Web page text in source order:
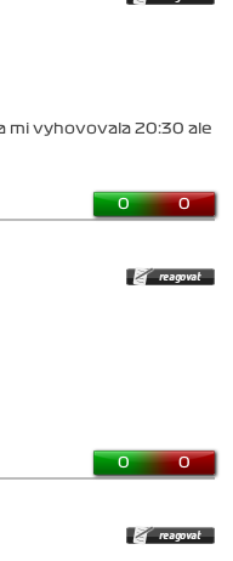
mi vyhovovala 20:30 ale
0 0
0 0